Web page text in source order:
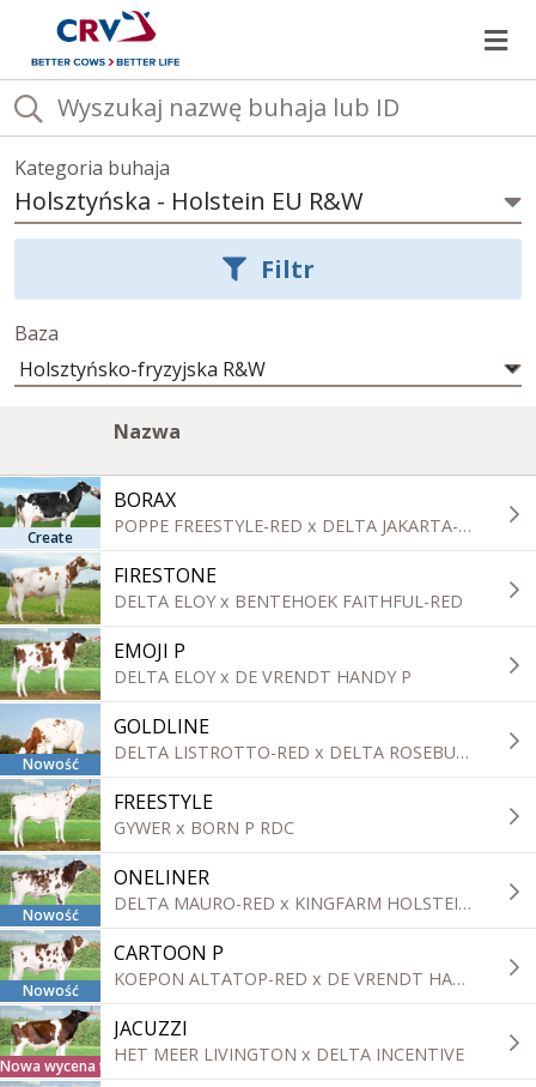
Kategoria buhaja
Wybierz
buhajów
Holsztyńska - Holstein EU R&W
Filtr
Baza
aktualnej
kategorii
columnNazwa
Kliknij,
posortować
rosnąco
Create
BORAX
POPPE FREESTYLE-RED x DELTA JAKARTA-RED
FIRESTONE
DELTA ELOY x BENTEHOEK FAITHFUL-RED
EMOJI P
DELTA ELOY x DE VRENDT HANDY P
Nowość
GOLDLINE
DELTA LISTROTTO-RED x DELTA ROSEBUD-RED
FREESTYLE
GYWER x BORN P RDC
Nowość
ONELINER
DELTA MAURO-RED x KINGFARM HOLSTEINS ANRELI-RED
Nowość
CARTOON P
KOEPON ALTATOP-RED x DE VRENDT HANDY P
Nowa wycena tradycyjna
JACUZZI
HET MEER LIVINGTON x DELTA INCENTIVE